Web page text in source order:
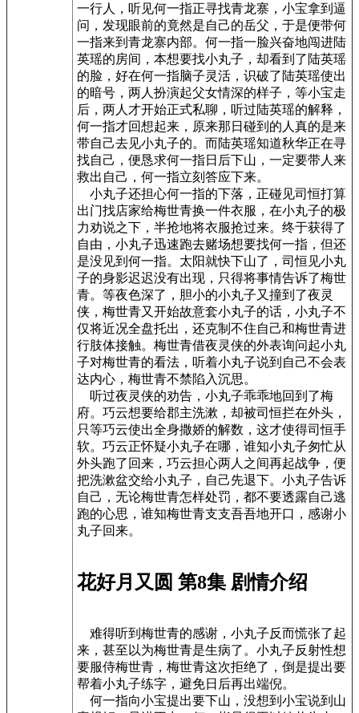
一行人，听见何一指正寻找青龙寨，小宝拿到逼
问，发现眼前的竟然是自己的岳父，于是便带何
一指来到青龙寨内部。何一指一脸兴奋地闯进陆
英瑶的房间，本想要找小丸子，却看到了陆英瑶
的脸，好在何一指脑子灵活，识破了陆英瑶使出
的暗号，两人扮演起父女情深的样子，等小宝走
后，两人才开始正式私聊，听过陆英瑶的解释，
何一指才回想起来，原来那日碰到的人真的是来
带自己去见小丸子的。而陆英瑶知道秋华正在寻
找自己，便恳求何一指日后下山，一定要带人来
救出自己，何一指立刻答应下来。
小丸子还担心何一指的下落，正碰见司恒打算
出门找店家给梅世青换一件衣服，在小丸子的极
力劝说之下，半抢地将衣服抢过来。终于获得了
自由，小丸子迅速跑去赌场想要找何一指，但还
是没见到何一指。太阳就快下山了，司恒见小丸
子的身影迟迟没有出现，只得将事情告诉了梅世
青。等夜色深了，胆小的小丸子又撞到了夜灵
侠，梅世青又开始故意套小丸子的话，小丸子不
仅将近况全盘托出，还克制不住自己和梅世青进
行肢体接触。梅世青借夜灵侠的外表询问起小丸
子对梅世青的看法，听着小丸子说到自己不会表
达内心，梅世青不禁陷入沉思。
听过夜灵侠的劝告，小丸子乖乖地回到了梅
府。巧云想要给郡主洗漱，却被司恒拦在外头，
只等巧云使出全身撒娇的解数，这才使得司恒手
软。巧云正怀疑小丸子在哪，谁知小丸子匆忙从
外头跑了回来，巧云担心两人之间再起战争，便
把洗漱盆交给小丸子，自己先退下。小丸子告诉
自己，无论梅世青怎样处罚，都不要透露自己逃
跑的心思，谁知梅世青支支吾吾地开口，感谢小
丸子回来。
花好月又圆 第8集 剧情介绍
难得听到梅世青的感谢，小丸子反而慌张了起
来，甚至以为梅世青是生病了。小丸子反射性想
要服侍梅世青，梅世青这次拒绝了，倒是提出要
帮着小丸子练字，避免日后再出端倪。
何一指向小宝提出要下山，没想到小宝说到山